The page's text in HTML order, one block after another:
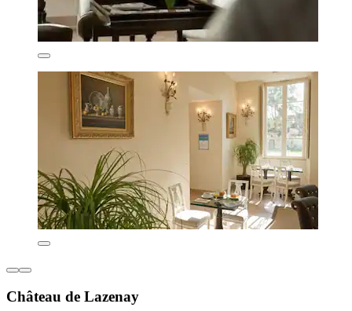
Château de Lazenay